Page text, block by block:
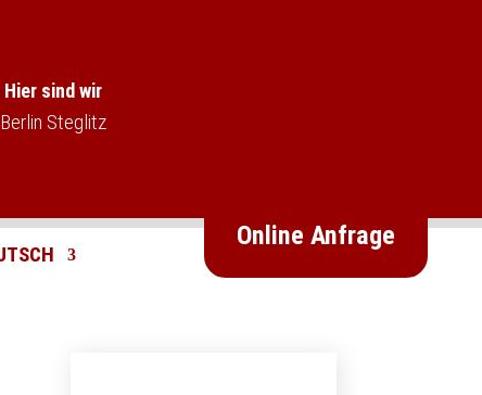
Hier sind wir
Berlin Steglitz
Online Anfrage